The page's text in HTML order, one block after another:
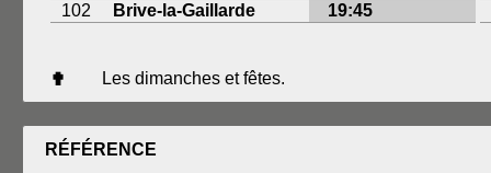
102
Brive-la-Gaillarde 19:45
✟ Les dimanches et fêtes.
RÉFÉRENCE